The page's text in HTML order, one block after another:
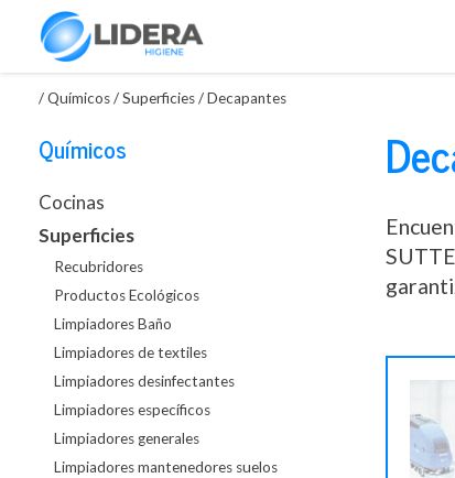
/Químicos/Superficies/Decapantes
Químicos
Cocinas
Superficies
Recubridores
Productos Ecológicos
Limpiadores Baño
Limpiadores de textiles
Limpiadores desinfectantes
Limpiadores específicos
Limpiadores generales
Limpiadores mantenedores suelos